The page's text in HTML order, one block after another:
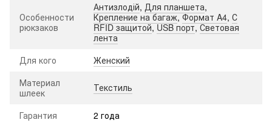
Особенности
рюкзаков
Антизлодій, Для планшета,
Крепление на багаж,Формат A4, С
RFID защитой,USB порт,Световая
лента
Для кого
Женский
Материал
шлеек
Текстиль
Гарантия 2 года